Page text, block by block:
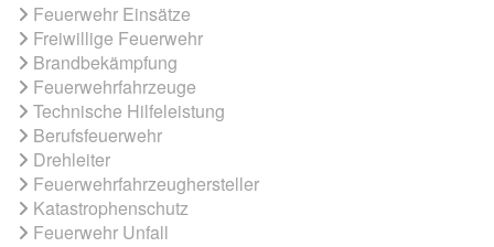
Feuerwehr Einsätze
Freiwillige Feuerwehr
Brandbekämpfung
Feuerwehrfahrzeuge
Technische Hilfeleistung
Berufsfeuerwehr
Drehleiter
Feuerwehrfahrzeughersteller
Katastrophenschutz
Feuerwehr Unfall